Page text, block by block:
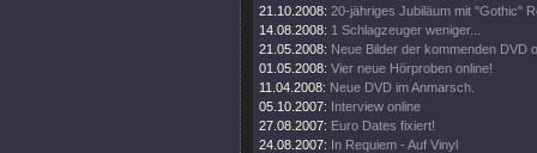
21.10.2008: 20-jähriges Jubiläum mit "Gothic"
14.08.2008: 1 Schlagzeuger weniger...
21.05.2008: Neue Bilder der kommenden DVD
01.05.2008: Vier neue Hörproben online!
11.04.2008: Neue DVD im Anmarsch.
05.10.2007: Interview online
27.08.2007: Euro Dates fixiert!
24.08.2007: In Requiem - Auf Vinyl